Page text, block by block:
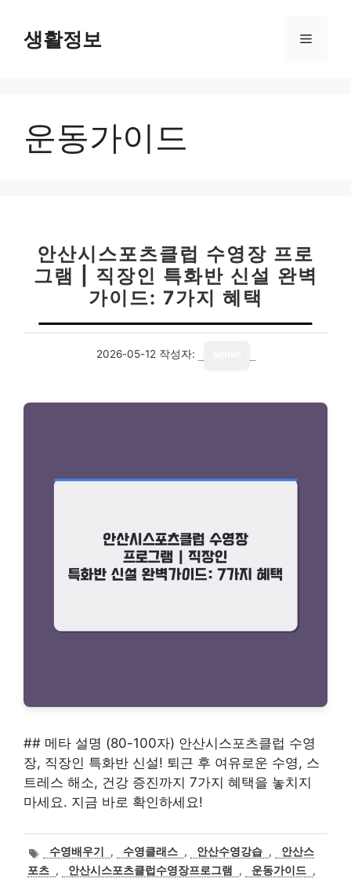
생활정보 메
운동가이드
안산시스포츠클럽 수영장 프로
그램 | 직장인 특화반 신설 완벽
가이드: 7가지 혜택
2026-05-12 작성자:
## 메타 설명 (80-100자) 안산시스포츠클럽 수영
장, 직장인 특화반 신설! 퇴근 후 여유로운 수영, 스
트레스 해소, 건강 증진까지 7가지 혜택을 놓치지
마세요. 지금 바로 확인하세요!
태
그
수영배우기 , 수영클래스 , 안산수영강습 ,
안산스
포츠 , 안산시스포츠클럽수영장프로그램 , 운동가이드 ,